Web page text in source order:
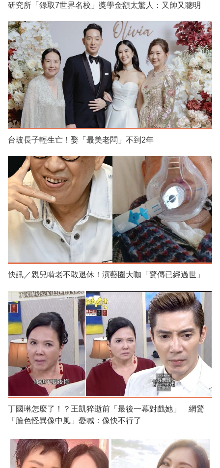
研究所「錄取7世界名校」獎學金額太驚人：又帥又聰明
台玻長子輕生亡！娶「最美老闆」不到2年
快訊／親兒啃老不敢退休！演藝圈大咖「驚傳已經過世」
丁國琳怎麼了！？王凱猝逝前「最後一幕對戲她」 網驚
「臉色怪異像中風」憂喊：像快不行了